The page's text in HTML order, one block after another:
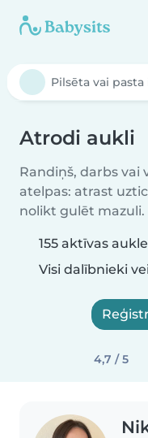
Atrodi aukli
Randiņš, darbs vai
atelpas: atrast
nolikt gulēt mazuli.
155 aktīvas
Visi dalībnieki
4,7 / 5